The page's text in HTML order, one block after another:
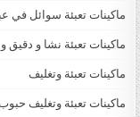
ماكينات تعبئة سوائل في
ماكينات تعبئة نشا و دقيق
ماكينات تعبئة وتغليف
ماكينات تعبئة وتغليف